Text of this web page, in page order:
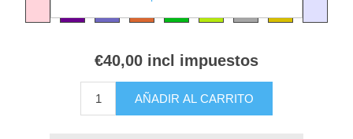
€40,00 incl impuestos
AÑADIR AL CARRITO